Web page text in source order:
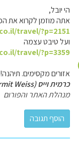
הי יובל,
אתה מוזמן לקרוא את
travel/?p=2151
ועל טיבט עצמה
travel/?p=3359
אזורים מקסימים. תיהנה!
כרמית וייס (Carmit Weiss)
מנהלת האתר והפורום